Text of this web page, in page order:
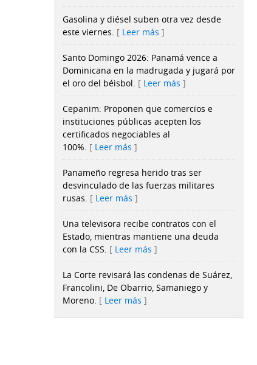
Gasolina y diésel suben otra vez desde
este viernes.
Leer más
Santo Domingo 2026: Panamá vence a
Dominicana en la madrugada y jugará por
el oro del béisbol.
Leer más
Cepanim: Proponen que comercios e
instituciones públicas acepten los
certificados negociables al
100%.
Leer más
Panameño regresa herido tras ser
desvinculado de las fuerzas militares
rusas.
Leer más
Una televisora recibe contratos con el
Estado, mientras mantiene una deuda
con la CSS.
Leer más
La Corte revisará las condenas de Suárez,
Francolini, De Obarrio, Samaniego y
Moreno.
Leer más